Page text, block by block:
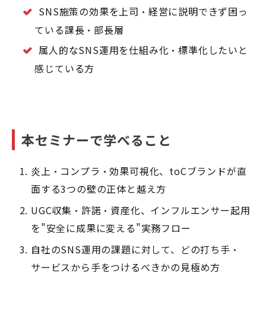
SNS施策の効果を上司・経営に説明できず困っ
ている課長・部長層
属人的なSNS運用を仕組み化・標準化したいと
感じている方
本セミナーで学べること
炎上・コンプラ・効果可視化、toCブランドが直
面する3つの壁の正体と越え方
UGC収集・許諾・資産化、インフルエンサー起用
を"安全に成果に変える"実務フロー
自社のSNS運用の課題に対して、どの打ち手・
サービスから手をつけるべきかの見極め方